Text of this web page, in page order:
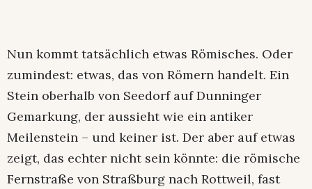
Nun kommt tatsächlich etwas Römisches. Oder
zumindest: etwas, das von Römern handelt. Ein
Stein oberhalb von Seedorf auf Dunnin­ger
Gemarkung, der aussieht wie ein antiker
Meilenstein – und keiner ist. Der aber auf etwas
zeigt, das echter nicht sein könnte: die römische
Fernstraße von Straßburg nach Rottweil, fast